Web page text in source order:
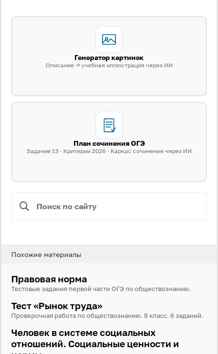
Генератор картинок
Описание → учебная иллюстрация через ИИ
План сочинения ОГЭ
Задание 13 · Критерии 2026 · Каркас сочинения через ИИ
Похожие материалы
Правовая норма
Тестовые задания первой части ОГЭ по обществознанию.
Тест «Рынок труда»
Проверочная работа по обществознанию. 8 класс. 6 заданий.
Человек в системе социальных
отношений. Социальные ценности и